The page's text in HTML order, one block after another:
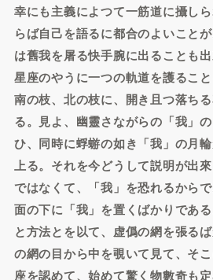
幸にも主義によつて一筋道に攝し
らば自己を語るに都合のよいこと
は舊我を屠る快手腕に出ることも
星座のやうに一つの軌道を護ること
南の枝、北の枝に、開き且つ落ち
る。見よ、幽靈さながらの「我」
ひ、同時に蜉蝣の如き「我」の月
上る。それを今どうして説明が出
ではなくて、「我」を恐れるから
面の下に「我」を置くばかりであ
と方法とを以て、虚僞の網を張る
の網の目から中を覗いて見て、そ
座を認めて、始めて驚く物數奇も